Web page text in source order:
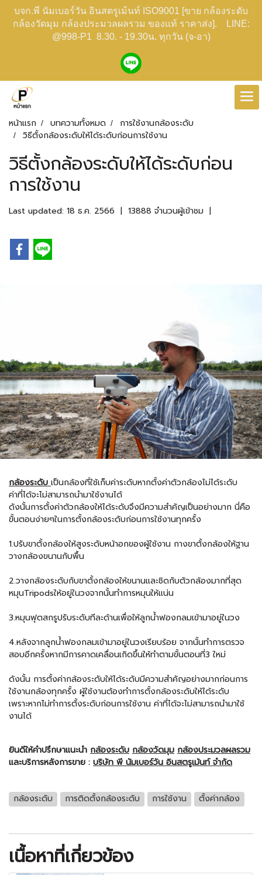
บจก.พี นัมเบอร์วัน อินสตรูเม้นท์ ISO9001 [ขาย กล้องระดับ
กล้องวัดมุม กล้องประมวลผลรวม ของแท้ ราคาส่ง]. LINE:
@998-P1 8.30. - 19.30น. ทุกวัน (จ-อา)
หน้าแรก บทความทั้งหมด
การใช้งานกล้องระดับ
วิธีตั้งกล้องระดับให้ได้ระดับก่อนการใช้งาน
วิธีตั้งกล้องระดับให้ได้ระดับก่อน
การใช้งาน
Last updated: 18 ธ.ค. 2566 | 13888 จำนวนผู้เข้าชม |
กล้องระดับ เป็นกล้องที่ใช้เก็บค่าระดับหากตั้งค่าตัวกล้องไม่ได้ระดับ
ค่าที่ได้จะไม่สามารถนำมาใช้งานได้
ดังนั้นการตั้งค่าตัวกล้องให้ได้ระดับจึงมีความสำคัญเป็นอย่างมาก นี่คือ
ขั้นตอนง่ายๆในการตั้งกล้องระดับก่อนการใช้งานทุกครั้ง
1.ปรับขาตั้งกล้องให้สูงระดับหน้าอกของผู้ใช้งาน กางขาตั้งกล้องให้ฐาน
วางกล้องขนานกับพื้น
2.วางกล้องระดับกับขาตั้งกล้องให้ขนานและชิดกับตัวกล้องมากที่สุด
หมุนTripodsให้อยู่ในวงจากนั้นทำการหมุนให้แน่น
3.หมุนฟุตสกรูปรับระดับทีละด้านเพื่อให้ลูกน้ำฟองกลมเข้ามาอยู่ในวง
4.หลังจากลูกน้ำฟองกลมเข้ามาอยู่ในวงเรียบร้อย จากนั้นทำการตรวจ
สอบอีกครั้งหากมีการคาดเคลื่อนเกิดขึ้นให้ทำตามขั้นตอนที่3 ใหม่
ดังนั้น การตั้งค่ากล้องระดับให้ได้ระดับมีความสำคัญอย่างมากก่อนการ
ใช้งานกล้องทุกครั้ง ผู้ใช้งานต้องทำการตั้งกล้องระดับให้ได้ระดับ
เพราะหากไม่ทำการตั้งระดับก่อนการใช้งาน ค่าที่ได้จะไม่สามารถนำมาใช้
งานได้
ยินดีให้คำปรึกษาแนะนำ กล้องระดับ กล้องวัดมุม กล้องประมวลผลรวม
และบริการหลังการขาย : บริษัท พี นัมเบอร์วัน อินสตรูเม้นท์ จำกัด
กล้องระดับ การติดตั้งกล้องระดับ การใช้งาน ตั้งค่ากล้อง
เนื้อหาที่เกี่ยวข้อง